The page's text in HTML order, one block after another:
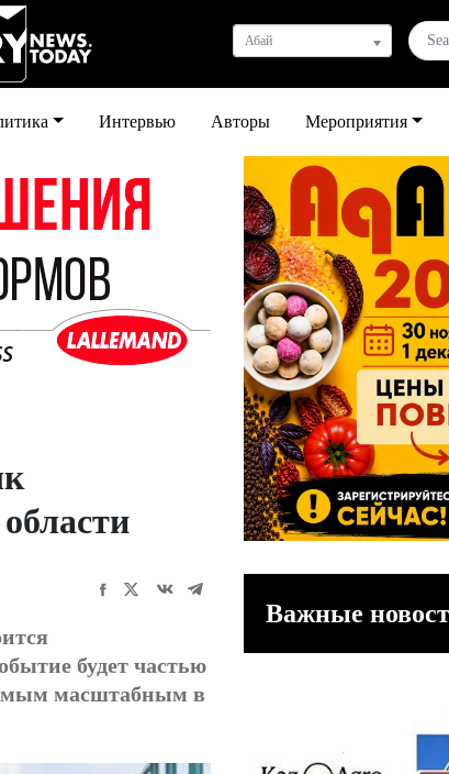
Абай
Интервью Авторы Мероприятия
будет частью
масштабным в
Важные